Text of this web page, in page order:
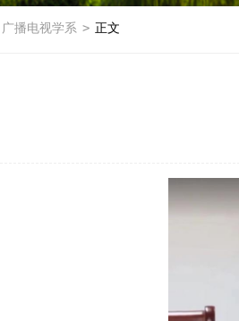
广播电视学系 > 正文